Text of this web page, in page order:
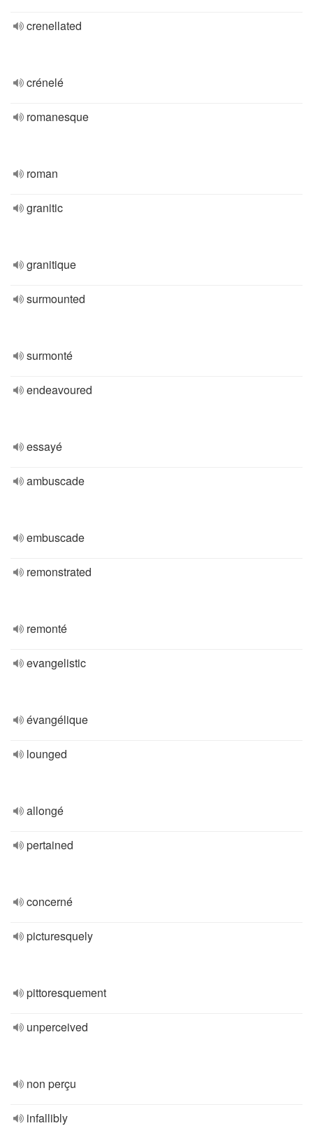
crenellated
crénelé
romanesque
roman
granitic
granitique
surmounted
surmonté
endeavoured
essayé
ambuscade
embuscade
remonstrated
remonté
evangelistic
évangélique
lounged
allongé
pertained
concerné
picturesquely
pittoresquement
unperceived
non perçu
infallibly